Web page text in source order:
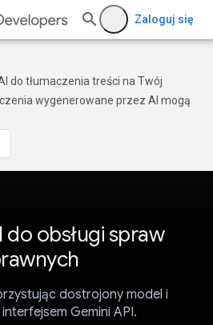
Zaloguj się
do tłumaczenia treści na Twój
wygenerowane przez AI mogą
do obsługi spraw
dostrojony model i
Gemini API.